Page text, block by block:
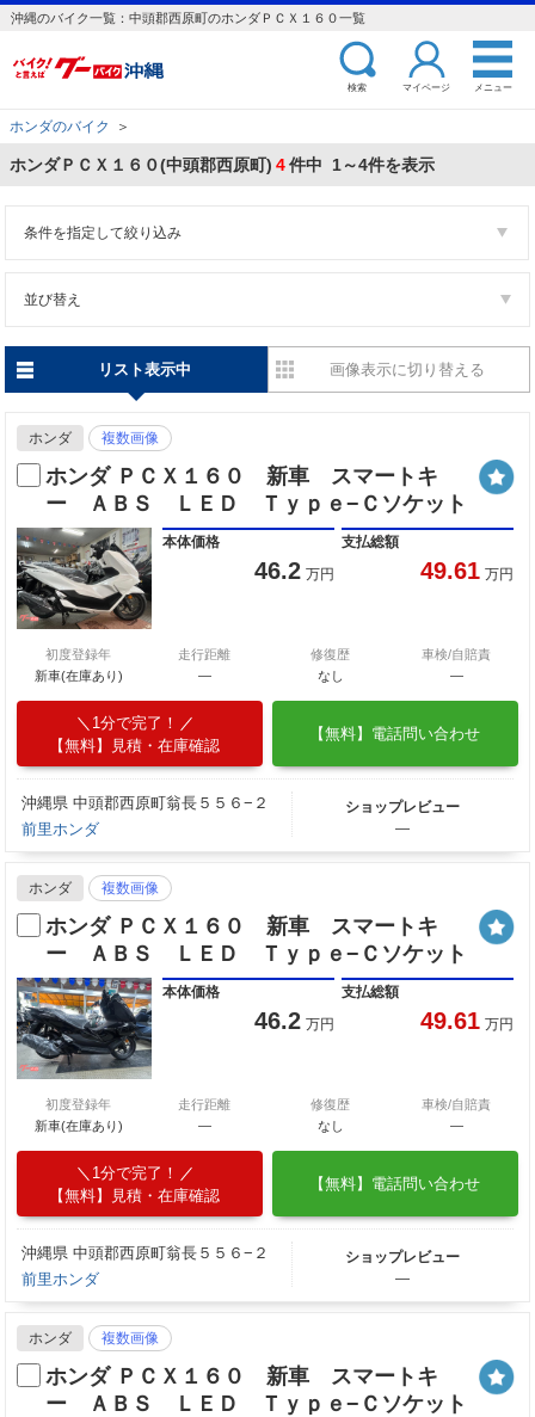
沖縄のバイク一覧：中頭郡西原町のホンダＰＣＸ１６０一覧
検索 マイページ メニュー
ホンダのバイク ＞
ホンダＰＣＸ１６０(中頭郡西原町) 4件中 1～4件を表示
条件を指定して絞り込み
並び替え
リスト表示中 画像表示に切り替える
ホンダ 複数画像
ホンダ ＰＣＸ１６０ 新車 スマートキ
ー ＡＢＳ ＬＥＤ Ｔｙｐｅ−Ｃソケット
本体価格
46.2 万円
支払総額
49.61 万円
初度登録年
新車(在庫あり)
走行距離
―
修復歴
なし
車検/自賠責
―
1分で完了！
【無料】見積・在庫確認
【無料】電話問い合わせ
沖縄県 中頭郡西原町翁長５５６−２
前里ホンダ
ショップレビュー
―
ホンダ 複数画像
ホンダ ＰＣＸ１６０ 新車 スマートキ
ー ＡＢＳ ＬＥＤ Ｔｙｐｅ−Ｃソケット
本体価格
46.2 万円
支払総額
49.61 万円
初度登録年
新車(在庫あり)
走行距離
―
修復歴
なし
車検/自賠責
―
1分で完了！
【無料】見積・在庫確認
【無料】電話問い合わせ
沖縄県 中頭郡西原町翁長５５６−２
前里ホンダ
ショップレビュー
―
ホンダ 複数画像
ホンダ ＰＣＸ１６０ 新車 スマートキ
ー ＡＢＳ ＬＥＤ Ｔｙｐｅ−Ｃソケット